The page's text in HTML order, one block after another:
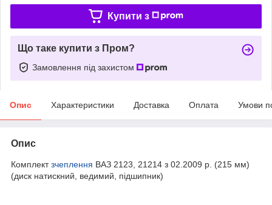
Купити з
Що таке купити з Пром?
Замовлення під захистом
Опис Характеристики Доставка Оплата Умови
Опис
Комплектзчеплення ВАЗ 2123, 21214 з 02.2009 р. (215 мм)
(диск натискний, ведимий, підшипник)